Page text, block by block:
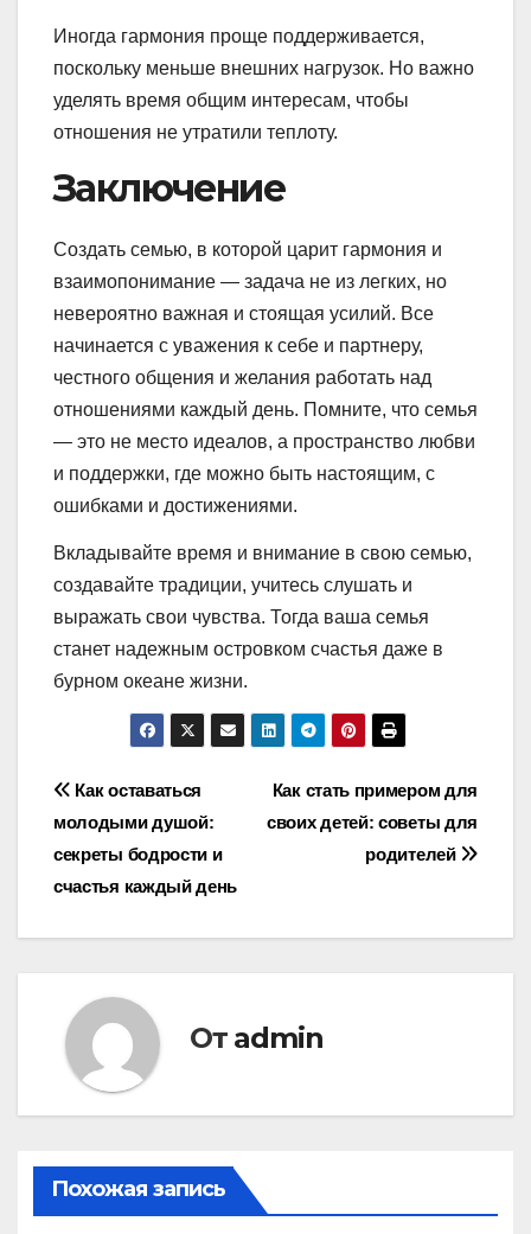
Иногда гармония проще поддерживается,
поскольку меньше внешних нагрузок. Но важно
уделять время общим интересам, чтобы
отношения не утратили теплоту.
Заключение
Создать семью, в которой царит гармония и
взаимопонимание — задача не из легких, но
невероятно важная и стоящая усилий. Все
начинается с уважения к себе и партнеру,
честного общения и желания работать над
отношениями каждый день. Помните, что семья
— это не место идеалов, а пространство любви
и поддержки, где можно быть настоящим, с
ошибками и достижениями.
Вкладывайте время и внимание в свою семью,
создавайте традиции, учитесь слушать и
выражать свои чувства. Тогда ваша семья
станет надежным островком счастья даже в
бурном океане жизни.
Навигация
по
записям
Как стать примером для
своих детей: советы для
родителей
Как оставаться
молодыми душой:
секреты бодрости и
счастья каждый день
От admin
Похожая запись